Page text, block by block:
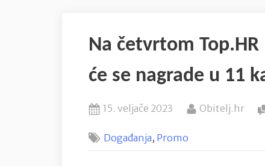
Na četvrtom
će se nagrade u 11
Posted
15. veljače 2023 By
Obitelj.hr
Događanja, Promo